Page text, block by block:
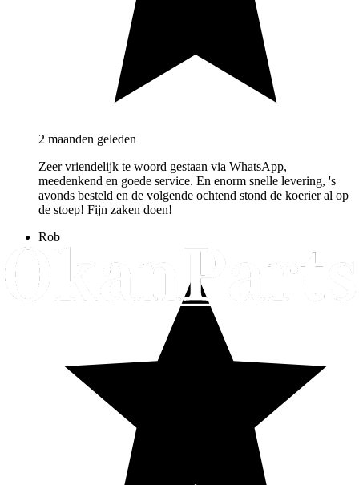
2 maanden geleden
Zeer vriendelijk te woord gestaan via WhatsApp,
meedenkend en goede service. En enorm snelle levering, 's
avonds besteld en de volgende ochtend stond de koerier al op
de stoep! Fijn zaken doen!
Rob